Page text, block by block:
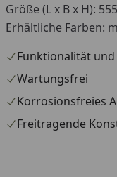
Größe (L x B x H):
Erhältliche Farben:
Funktionalität und
Wartungsfrei
Korrosionsfreies
Freitragende